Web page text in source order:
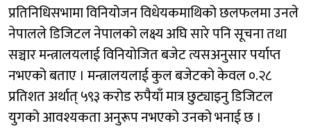
प्रतिनिधिसभामा विनियोजन विधेयकमाथिको छलफलमा उनले
नेपालले डिजिटल नेपालको लक्ष्य अघि सारे पनि सूचना तथा
सञ्चार मन्त्रालयलाई विनियोजित बजेट त्यसअनुसार पर्याप्त
नभएको बताए । मन्त्रालयलाई कुल बजेटको केवल ०.२८
प्रतिशत अर्थात् ५९३ करोड रुपैयाँ मात्र छुट्याइनु डिजिटल
युगको आवश्यकता अनुरूप नभएको उनको भनाई छ ।